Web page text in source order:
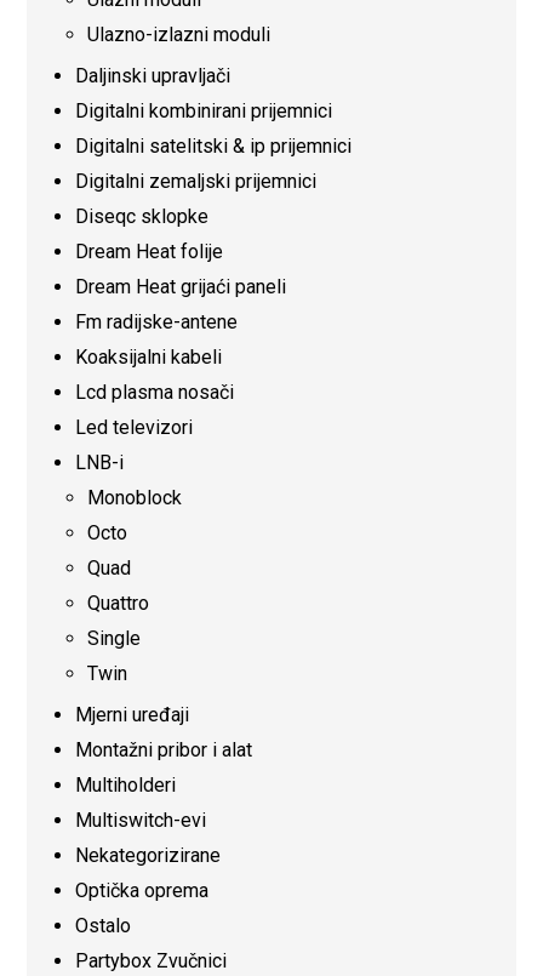
Ulazno-izlazni moduli
Daljinski upravljači
Digitalni kombinirani prijemnici
Digitalni satelitski & ip prijemnici
Digitalni zemaljski prijemnici
Diseqc sklopke
Dream Heat folije
Dream Heat grijaći paneli
Fm radijske-antene
Koaksijalni kabeli
Lcd plasma nosači
Led televizori
LNB-i
Monoblock
Octo
Quad
Quattro
Single
Twin
Mjerni uređaji
Montažni pribor i alat
Multiholderi
Multiswitch-evi
Nekategorizirane
Optička oprema
Ostalo
Partybox Zvučnici